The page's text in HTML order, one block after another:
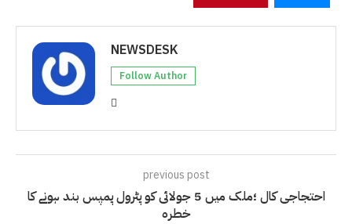
NEWSDESK
Follow Author
previous post
احتجاجی کال ؛ملک میں 5 جولائی کو پٹرول پمپس بند ہونے کا
خطرہ